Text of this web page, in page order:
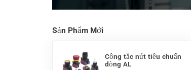
Sản Phẩm Mới
Công tắc nút tiêu chuẩn
dòng AL